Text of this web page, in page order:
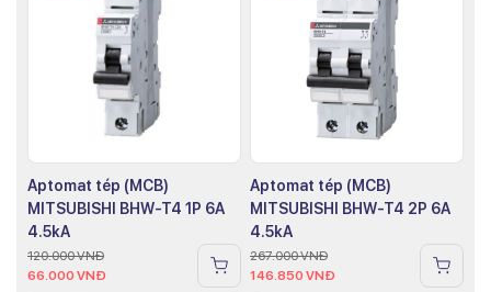
Aptomat tép (MCB)
MITSUBISHI BHW-T4 1P 6A
4.5kA
120.000VNĐ
66.000 VNĐ
Aptomat tép (MCB)
MITSUBISHI BHW-T4 2P 6A
4.5kA
267.000VNĐ
146.850 VNĐ